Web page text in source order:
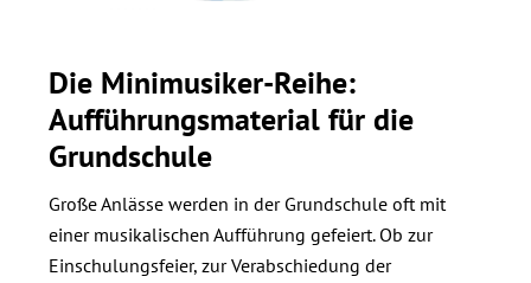
Die Minimusiker-Reihe:
Aufführungsmaterial für die
Grundschule
Große Anlässe werden in der Grundschule oft mit
einer musikalischen Aufführung gefeiert. Ob zur
Einschulungsfeier, zur Verabschiedung der